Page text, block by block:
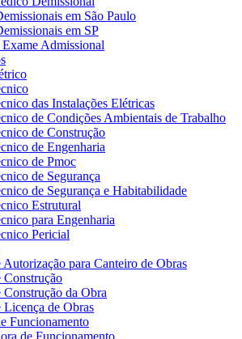
em São Paulo
em SP
Admissional
das Instalações Elétricas
de Condições Ambientais de Trabalho
de Construção
de Engenharia
de Pmoc
de Segurança
de Segurança e Habitabilidade
Estrutural
para Engenharia
Pericial
para Canteiro de Obras
Construção
da Obra
Licença de Obras
Funcionamento
de Funcionamento